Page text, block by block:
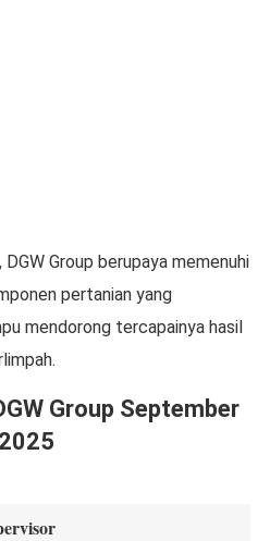
Group berupaya memenuhi
pertanian yang
mendorong tercapainya hasil
Group September
2025